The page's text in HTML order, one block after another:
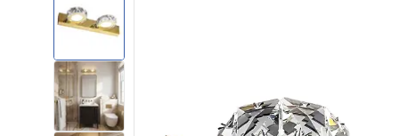
Porte doccia
Piatti doccia da bagno
Canaline di scarico